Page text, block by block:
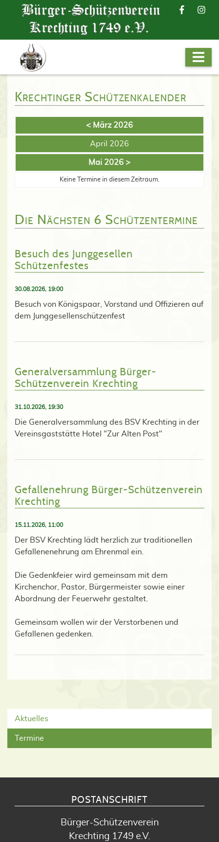
Krechtinger Schützenkalender
< März 2026
April 2026
Mai 2026 >
Keine Termine in diesem Zeitraum.
Die Nächsten 6 Schützentermine
Besuch des Junggesellen
Schützenfestes
30.08.2026, 19:00
Besuch von Königspaar, Vorstand und Offizieren auf
dem Junggesellenschützenfest
Generalversammlung Bürger-
Schützenverein Krechting
31.10.2026, 19:30
Die Generalversammlung des BSV Krechting in der
Vereinsgaststätte Hotel "Zur Alten Post"
Gefallenehrung Bürger-Schützenverein
Krechting
15.11.2026, 11:00
Der BSV Krechting lädt herzlich zur traditionellen
Gefallenenehrung am Ehrenmal ein.
Die Gedenkfeier wird gemeinsam mit dem
Kirchenchor, Pastor, Bürgermeister sowie einer
Abordnung der Feuerwehr gestaltet.
Gemeinsam wollen wir der Verstorbenen und
Gefallenen gedenken.
Aktuelles
Termine
POSTANSCHRIFT
Bürger-Schützenverein
Krechting 1749 e.V.